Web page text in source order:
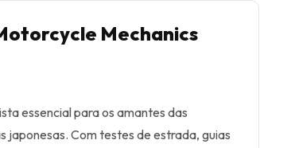
Mechanics
essencial para os amantes das
japonesas. Com testes de estrada, guias